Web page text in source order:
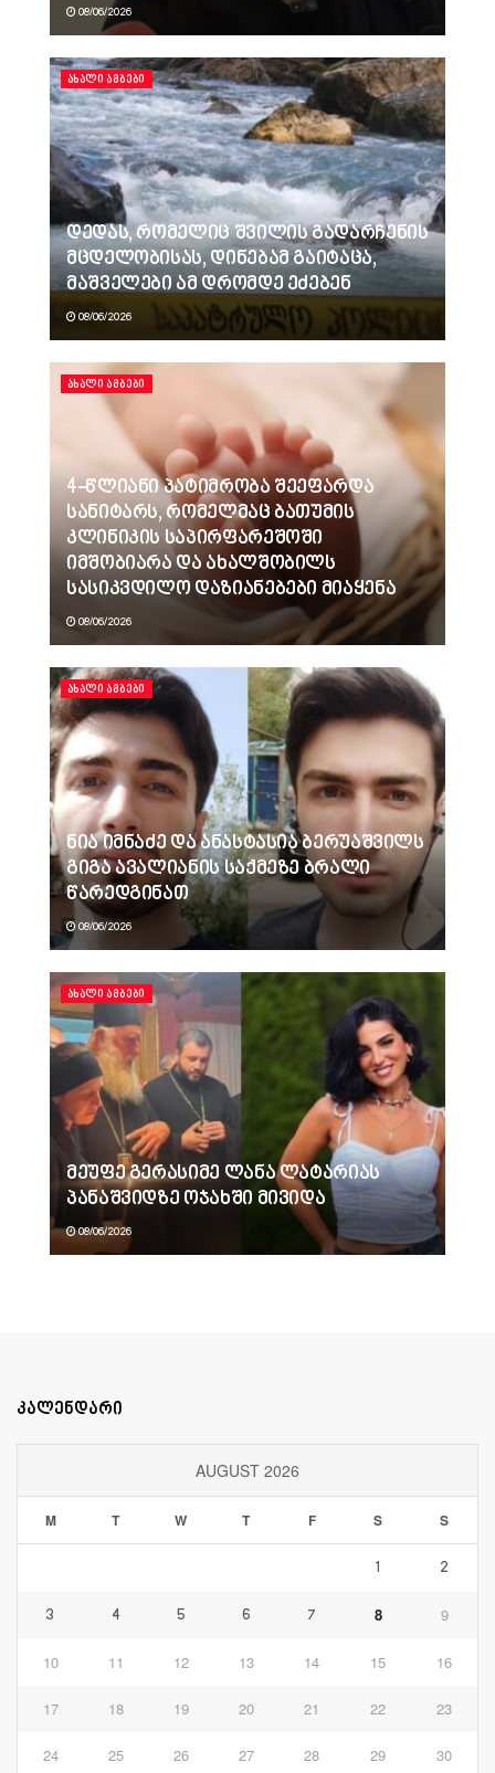
08/06/2026
ᲐᲮᲐᲚᲘ ᲐᲛᲑᲔᲑᲘ
დედას, რომელიც შვილის გადარჩენის
მცდელობისას, დინებამ გაიტაცა,
მაშველები ამ დრომდე ეძებენ
08/06/2026
ᲐᲮᲐᲚᲘ ᲐᲛᲑᲔᲑᲘ
4-წლიანი პატიმრობა შეეფარდა
სანიტარს, რომელმაც ბათუმის
კლინიკის საპირფარეშოში
იმშობიარა და ახალშობილს
სასიკვდილო დაზიანებები მიაყენა
08/06/2026
ᲐᲮᲐᲚᲘ ᲐᲛᲑᲔᲑᲘ
ნია იმნაძე და ანასტასია ბერუაშვილს
გიგა ავალიანის საქმეზე ბრალი
წარედგინათ
08/06/2026
ᲐᲮᲐᲚᲘ ᲐᲛᲑᲔᲑᲘ
მეუფე გერასიმე ლანა ლატარიას
პანაშვიდზე ოჯახში მივიდა
08/06/2026
კალენდარი
AUGUST 2026
M T W T F S S
1 2
3 4 5 6 7 8 9
10 11 12 13 14 15 16
17 18 19 20 21 22 23
24 25 26 27 28 29 30